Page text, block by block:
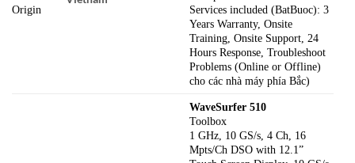
Origin
Services included (BatBuoc): 3
Years Warranty, Onsite
Training, Onsite Support, 24
Hours Response, Troubleshoot
Problems (Online or Offline)
cho các nhà máy phía Bắc)
WaveSurfer 510
Toolbox
1 GHz, 10 GS/s, 4 Ch, 16
Mpts/Ch DSO with 12.1”